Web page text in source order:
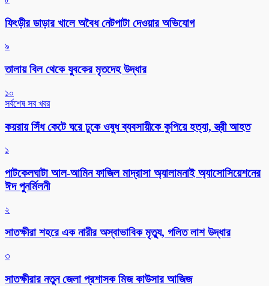
ফিংড়ীর ডাড়ার খালে অবৈধ নেটপাটা দেওয়ার অভিযোগ
৯
তালায় বিল থেকে যুবকের মৃতদেহ উদ্ধার
১০
সর্বশেষ সব খবর
কয়রায় সিঁধ কেটে ঘরে ঢুকে ওষুধ ব্যবসায়ীকে কুপিয়ে হত্যা, স্ত্রী আহত
১
পাটকেলঘাটা আল-আমিন ফাজিল মাদ্রাসা অ্যালামনাই অ্যাসোসিয়েশনের
ঈদ পুনর্মিলনী
২
সাতক্ষীরা শহরে এক নারীর অস্বাভাবিক মৃত্যু, গলিত লাশ উদ্ধার
৩
সাতক্ষীরার নতুন জেলা প্রশাসক মিজ কাউসার আজিজ